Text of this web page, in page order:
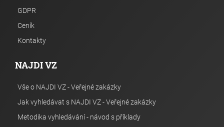
GDPR
Ceník
Kontakty
NAJDI VZ
Vše o NAJDI VZ - Veřejné zakázky
Jak vyhledávat s NAJDI VZ - Veřejné zakázky
Metodika vyhledávání - návod s příklady